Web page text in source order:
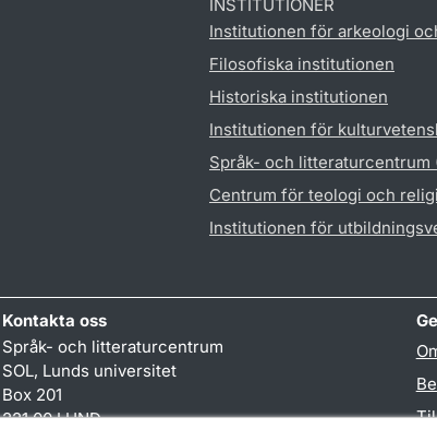
INSTITUTIONER
Institutionen för arkeologi
Filosofiska institutionen
Historiska institutionen
Institutionen för
Språk- och litteraturcentrum
Centrum för teologi och
Institutionen för
Kontakta oss
Språk- och litteraturcentrum
SOL, Lunds universitet
Box 201
221 00 LUND